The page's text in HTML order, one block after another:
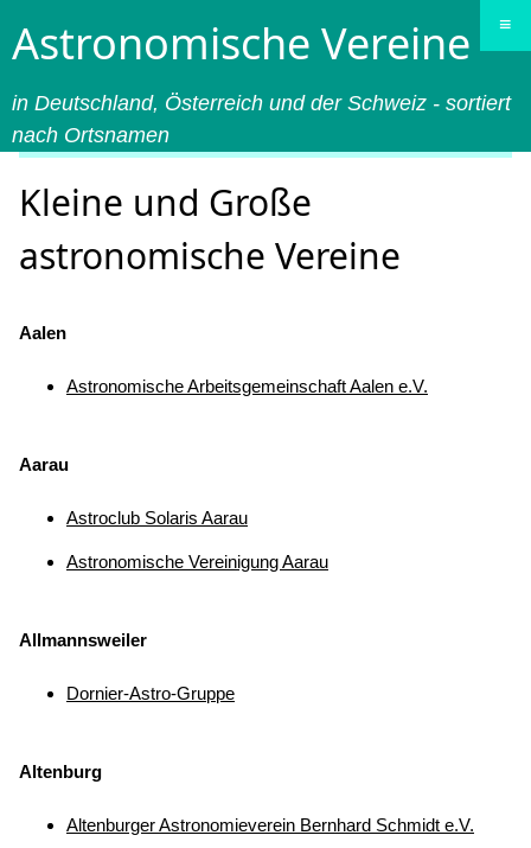
≡
Astronomische Vereine
in Deutschland, Österreich und der Schweiz - sortiert
nach Ortsnamen
Kleine und Große
astronomische Vereine
Aalen
Astronomische Arbeitsgemeinschaft Aalen e.V.
Aarau
Astroclub Solaris Aarau
Astronomische Vereinigung Aarau
Allmannsweiler
Dornier-Astro-Gruppe
Altenburg
Altenburger Astronomieverein Bernhard Schmidt e.V.